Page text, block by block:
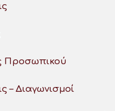
Προσωπικού
– Διαγωνισμοί